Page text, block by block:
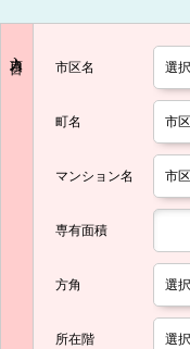
市区名
町名
マンション名
専有面積
方角
所在階